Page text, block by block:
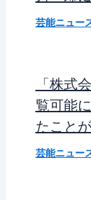
芸能ニュー
「株式
覧可能
たこと
芸能ニュー